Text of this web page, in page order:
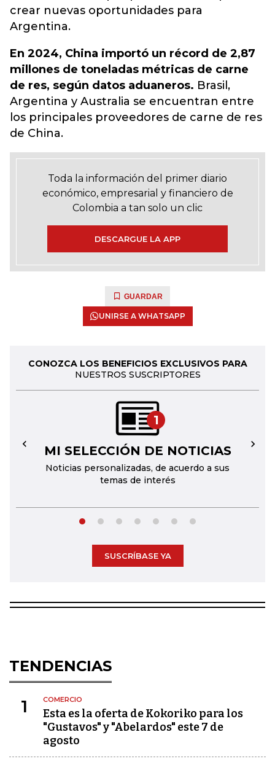
crear nuevas oportunidades para
Argentina.
En 2024, China importó un récord de 2,87
millones de toneladas métricas de carne
de res, según datos aduaneros. Brasil,
Argentina y Australia se encuentran entre
los principales proveedores de carne de res
de China.
Toda la información del primer diario
económico, empresarial y financiero de
Colombia a tan solo un clic
DESCARGUE LA APP
GUARDAR
UNIRSE A WHATSAPP
CONOZCA LOS BENEFICIOS EXCLUSIVOS PARA
NUESTROS SUSCRIPTORES
1
MI SELECCIÓN DE NOTICIAS
Noticias personalizadas, de acuerdo a sus
temas de interés
← →
SUSCRÍBASE YA
TENDENCIAS
1 COMERCIO
Esta es la oferta de Kokoriko para los
"Gustavos" y "Abelardos" este 7 de
agosto